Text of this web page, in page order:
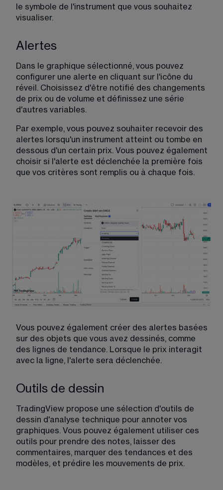
le symbole de l'instrument que vous souhaitez
visualiser.
Alertes
Dans le graphique sélectionné, vous pouvez
configurer une alerte en cliquant sur l'icône du
réveil. Choisissez d'être notifié des changements
de prix ou de volume et définissez une série
d'autres variables.
Par exemple, vous pouvez souhaiter recevoir des
alertes lorsqu'un instrument atteint ou tombe en
dessous d'un certain prix. Vous pouvez également
choisir si l'alerte est déclenchée la première fois
que vos critères sont remplis ou à chaque fois.
Vous pouvez également créer des alertes basées
sur des objets que vous avez dessinés, comme
des lignes de tendance. Lorsque le prix interagit
avec la ligne, l'alerte sera déclenchée.
Outils de dessin
TradingView propose une sélection d'outils de
dessin d'analyse technique pour annoter vos
graphiques. Vous pouvez également utiliser ces
outils pour prendre des notes, laisser des
commentaires, marquer des tendances et des
modèles, et prédire les mouvements de prix.